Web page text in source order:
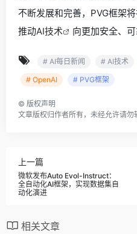
不断发展和完善，PVG框架
推动AI技术 向更加安全、
# AI每日新闻 # AI技术
# OpenAI
# PVG框架
© 版权声明
文章版权归作者所有，未经允许请勿
上一篇
微软发布Auto Evol-Instruct：
全自动化AI框架，实现数据集自
动化演进
相关文章